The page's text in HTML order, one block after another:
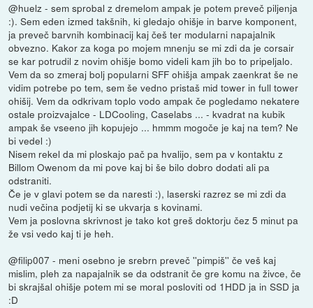
@huelz - sem sprobal z dremelom ampak je potem preveč piljenja
:). Sem eden izmed takšnih, ki gledajo ohišje in barve komponent,
ja preveč barvnih kombinacij kaj češ ter modularni napajalnik
obvezno. Kakor za koga po mojem mnenju se mi zdi da je corsair
se kar potrudil z novim ohišje bomo videli kam jih bo to pripeljalo.
Vem da so zmeraj bolj popularni SFF ohišja ampak zaenkrat še ne
vidim potrebe po tem, sem še vedno pristaš mid tower in full tower
ohišij. Vem da odkrivam toplo vodo ampak če pogledamo nekatere
ostale proizvajalce - LDCooling, Caselabs ... - kvadrat na kubik
ampak še vseeno jih kopujejo ... hmmm mogoče je kaj na tem? Ne
bi vedel :)
Nisem rekel da mi ploskajo pač pa hvalijo, sem pa v kontaktu z
Billom Owenom da mi pove kaj bi še bilo dobro dodati ali pa
odstraniti.
Če je v glavi potem se da naresti :), laserski razrez se mi zdi da
nudi večina podjetij ki se ukvarja s kovinami.
Vem ja poslovna skrivnost je tako kot greš doktorju čez 5 minut pa
že vsi vedo kaj ti je heh.
@filip007 - meni osebno je srebrn preveč ''pimpiš'' če veš kaj
mislim, pleh za napajalnik se da odstranit če gre komu na živce, če
bi skrajšal ohišje potem mi se moral posloviti od 1HDD ja in SSD ja
:D